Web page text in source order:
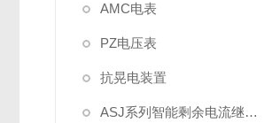
AMC电表
PZ电压表
抗晃电装置
ASJ系列智能剩余电流继电器